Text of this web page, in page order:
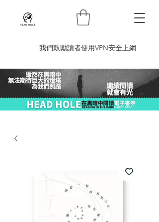
​我們鼓勵讀者使用VPN安全上網